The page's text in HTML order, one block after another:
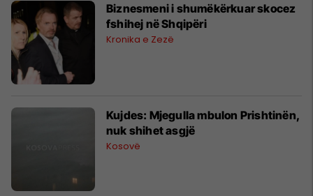
Biznesmeni i shumëkërkuar skocez
fshihej në Shqipëri
Kronika e Zezë
Kujdes: Mjegulla mbulon Prishtinën,
nuk shihet asgjë
Kosovë